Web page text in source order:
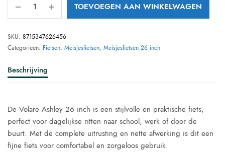
TOEVOEGEN AAN WINKELWAGEN
SKU: 8715347626456
Categorieën: Fietsen, Meisjesfietsen, Meisjesfietsen 26 inch
Beschrijving
De Volare Ashley 26 inch is een stijlvolle en praktische fiets,
perfect voor dagelijkse ritten naar school, werk of door de
buurt. Met de complete uitrusting en nette afwerking is dit een
fijne fiets voor comfortabel en zorgeloos gebruik.